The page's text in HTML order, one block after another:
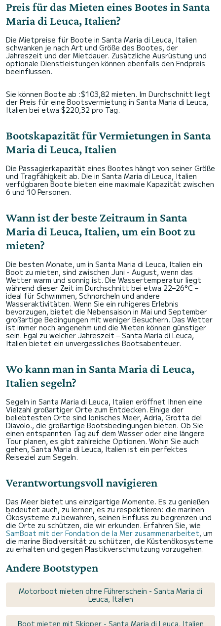
Preis für das Mieten eines Bootes in Santa
Maria di Leuca, Italien?
Die Mietpreise für Boote in Santa Maria di Leuca, Italien
schwanken je nach Art und Größe des Bootes, der
Jahreszeit und der Mietdauer. Zusätzliche Ausrüstung und
optionale Dienstleistungen können ebenfalls den Endpreis
beeinflussen.
Sie können Boote ab :$103,82 mieten. Im Durchschnitt liegt
der Preis für eine Bootsvermietung in Santa Maria di Leuca,
Italien bei etwa $220,32 pro Tag.
Bootskapazität für Vermietungen in Santa
Maria di Leuca, Italien
Die Passagierkapazität eines Bootes hängt von seiner Größe
und Tragfähigkeit ab. Die in Santa Maria di Leuca, Italien
verfügbaren Boote bieten eine maximale Kapazität zwischen
6 und 10 Personen.
Wann ist der beste Zeitraum in Santa
Maria di Leuca, Italien, um ein Boot zu
mieten?
Die besten Monate, um in Santa Maria di Leuca, Italien ein
Boot zu mieten, sind zwischen Juni - August, wenn das
Wetter warm und sonnig ist. Die Wassertemperatur liegt
während dieser Zeit im Durchschnitt bei etwa 22–26°C –
ideal für Schwimmen, Schnorcheln und andere
Wasseraktivitäten. Wenn Sie ein ruhigeres Erlebnis
bevorzugen, bietet die Nebensaison in Mai und September
großartige Bedingungen mit weniger Besuchern. Das Wetter
ist immer noch angenehm und die Mieten können günstiger
sein. Egal zu welcher Jahreszeit – Santa Maria di Leuca,
Italien bietet ein unvergessliches Bootsabenteuer.
Wo kann man in Santa Maria di Leuca,
Italien segeln?
Segeln in Santa Maria di Leuca, Italien eröffnet Ihnen eine
Vielzahl großartiger Orte zum Entdecken. Einige der
beliebtesten Orte sind Ionisches Meer, Adria, Grotta del
Diavolo., die großartige Bootsbedingungen bieten. Ob Sie
einen entspannten Tag auf dem Wasser oder eine längere
Tour planen, es gibt zahlreiche Optionen. Wohin Sie auch
gehen, Santa Maria di Leuca, Italien ist ein perfektes
Reiseziel zum Segeln.
Verantwortungsvoll navigieren
Das Meer bietet uns einzigartige Momente. Es zu genießen
bedeutet auch, zu lernen, es zu respektieren: die marinen
Ökosysteme zu bewahren, seinen Einfluss zu begrenzen und
die Orte zu schützen, die wir erkunden. Erfahren Sie, wie
SamBoat mit der Fondation de la Mer zusammenarbeitet, um
die marine Biodiversität zu schützen, die Küstenökosysteme
zu erhalten und gegen Plastikverschmutzung vorzugehen.
Andere Bootstypen
Motorboot mieten ohne Führerschein - Santa Maria di
Leuca, Italien
Boot mieten mit Skipper - Santa Maria di Leuca, Italien